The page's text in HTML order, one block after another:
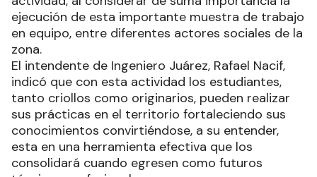
ejecución de esta importante muestra de trabajo
en equipo, entre diferentes actores sociales de la
zona.
El intendente de Ingeniero Juárez, Rafael Nacif,
indicó que con esta actividad los estudiantes,
tanto criollos como originarios, pueden realizar
sus prácticas en el territorio fortaleciendo sus
conocimientos convirtiéndose, a su entender,
esta en una herramienta efectiva que los
consolidará cuando egresen como futuros